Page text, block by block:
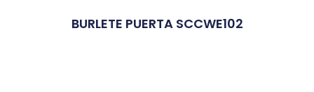
BURLETE PUERTA SCCWE102